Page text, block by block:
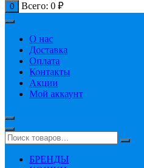
0 Всего: 0 ₽
О нас
Доставка
Оплата
Контакты
Акции
Мой аккаунт
БРЕНДЫ